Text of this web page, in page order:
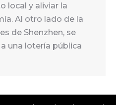
local y aliviar la
Al otro lado de la
de Shenzhen, se
una lotería pública